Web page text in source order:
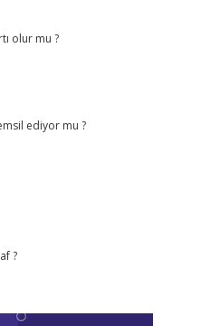
olur mu ?
ediyor mu ?
?